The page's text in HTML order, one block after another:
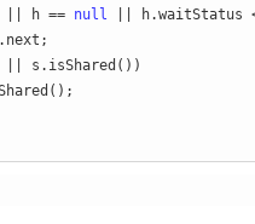
|| h == null || h.waitStatus